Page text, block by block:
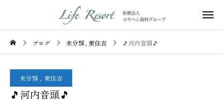
ブログ 未分類 東住吉 🎵河内音頭🎵
未分類 東住吉
🎵河内音頭🎵